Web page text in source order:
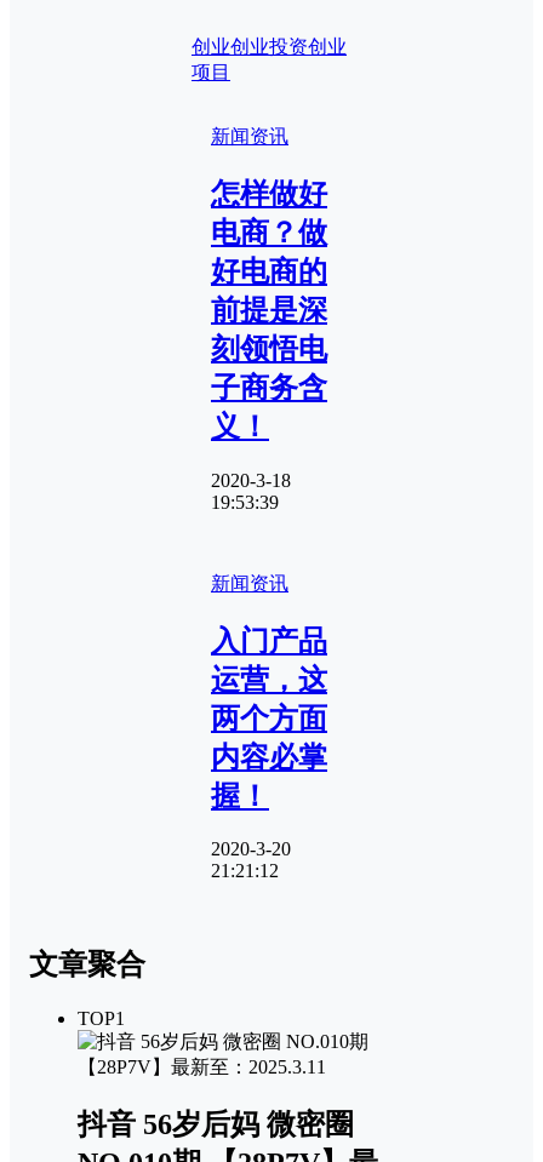
创业创业投资创业
项目
新闻资讯
怎样做好
电商？做
好电商的
前提是深
刻领悟电
子商务含
义！
2020-3-18
19:53:39
新闻资讯
入门产品
运营，这
两个方面
内容必掌
握！
2020-3-20
21:21:12
文章聚合
TOP1
抖音 56岁后妈 微密圈